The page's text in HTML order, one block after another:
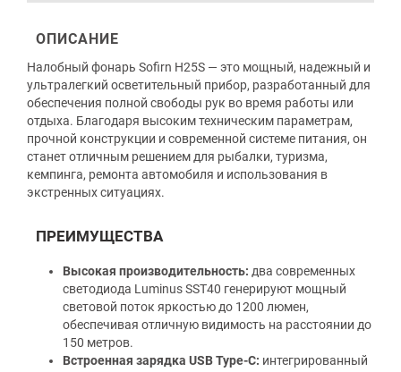
ОПИСАНИЕ
Налобный фонарь Sofirn H25S — это мощный, надежный и
ультралегкий осветительный прибор, разработанный для
обеспечения полной свободы рук во время работы или
отдыха. Благодаря высоким техническим параметрам,
прочной конструкции и современной системе питания, он
станет отличным решением для рыбалки, туризма,
кемпинга, ремонта автомобиля и использования в
экстренных ситуациях.
ПРЕИМУЩЕСТВА
Высокая производительность: два современных
светодиода Luminus SST40 генерируют мощный
световой поток яркостью до 1200 люмен,
обеспечивая отличную видимость на расстоянии до
150 метров.
Встроенная зарядка USB Type-C: интегрированный